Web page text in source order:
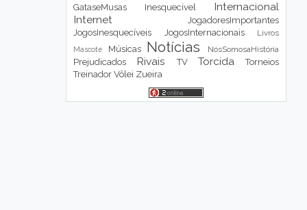
GataseMusas Inesquecível
Internacional
Internet
JogadoresImportantes
JogosInesquecíveis
JogosInternacionais Livros
Mascote Músicas Notícias NósSomosaHistória
Prejudicados Rivais TV Torcida
Torneios
Treinador Vôlei Zueira